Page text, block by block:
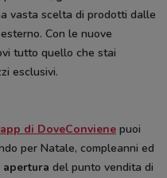
vasta scelta di prodotti dalle
Con le nuove
tutto quello che stai
esclusivi.
di DoveConviene puoi
per Natale, compleanni ed
del punto vendita di